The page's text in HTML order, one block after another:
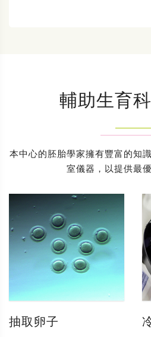
輔助生育
本中心的胚胎學家擁有豐富的知
室儀器，以提供最
抽取卵子